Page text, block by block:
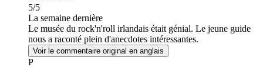
5/5
La semaine dernière
Le musée du rock'n'roll irlandais était génial. Le jeune guide
nous a raconté plein d'anecdotes intéressantes.
Voir le commentaire original en anglais
P